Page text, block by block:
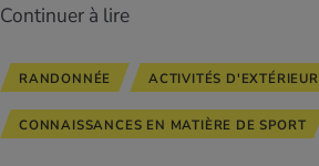
Continuer à lire
RANDONNÉE ACTIVITÉS D'EXTÉRIEUR
CONNAISSANCES EN MATIÈRE DE SPORT